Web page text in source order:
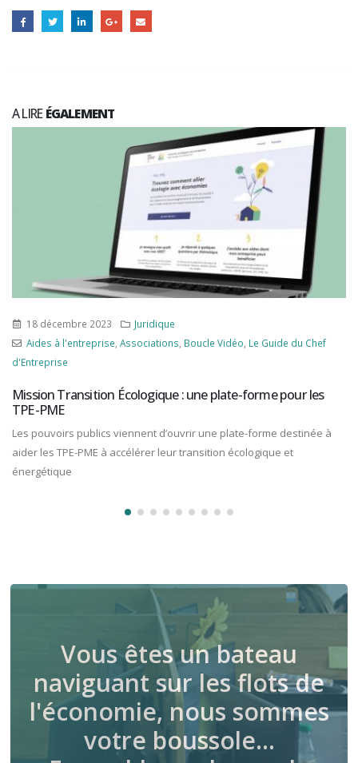
A LIREÉGALEMENT
16 avril 2024
Juridique
Aides à l'entreprise ,Boucle Vidéo ,Fomalités/Déclarations,
Immanquable
Exploitants agricoles : vous pouvez déposer votre
déclaration Pac
Les exploitants agricoles ont jusqu’au 15 mai prochain pour
souscrire leur déclaration Pac 2024.
Vous êtes un bateau
naviguant sur les flots de
l'économie, nous sommes
votre boussole…